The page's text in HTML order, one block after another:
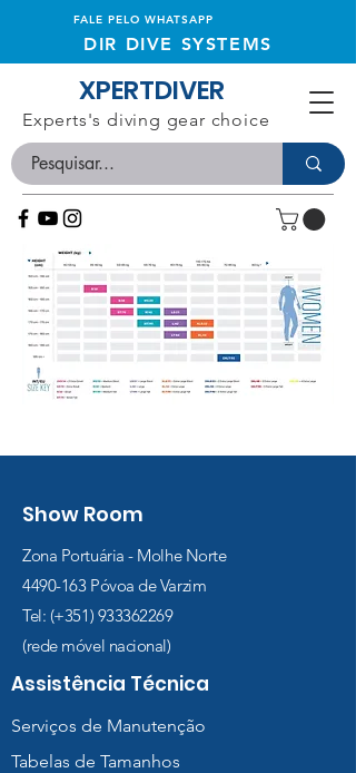
FALE PELO WHATSAPP
DIR DIVE SYSTEMS
XPERTDIVER
Experts's diving gear choice
Show Room
Zona Portuária - Molhe Norte
4490-163 Póvoa de Varzim
Tel: (+351) 933362269
(rede móvel nacional)
Assistência Técnica
Serviços de Manutenção
Tabelas de Tamanhos